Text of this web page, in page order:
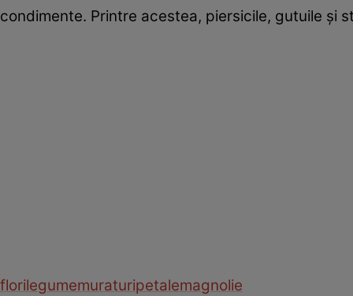
condimente. Printre acestea, piersicile, gutuile şi
florilegumemuraturipetalemagnolie